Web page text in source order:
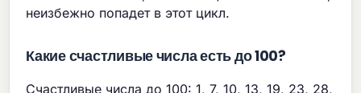
неизбежно попадет в этот цикл.
Какие счастливые числа есть до 100?
Счастливые числа до 100: 1, 7, 10, 13, 19, 23, 28,